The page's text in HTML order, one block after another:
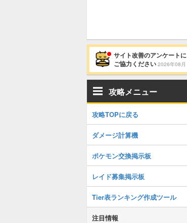
サイト改善のアンケートに
ご協力ください 2026年08月
攻略メニュー
攻略TOPに戻る
ダメージ計算機
ポケモン交換掲示板
レイド募集掲示板
Tier表ランキング作成ツール
注目情報